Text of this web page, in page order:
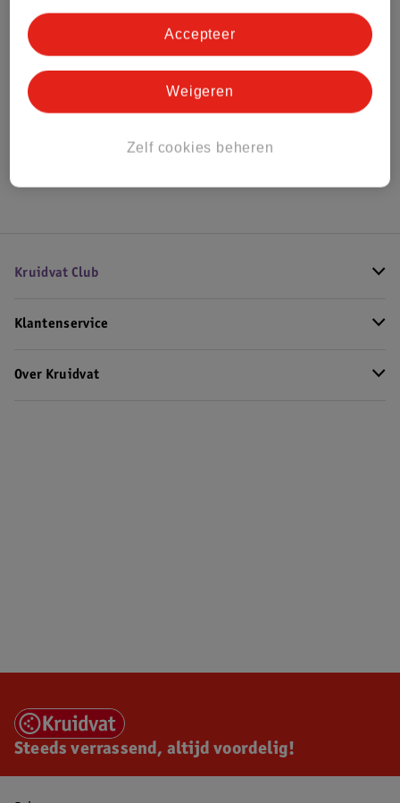
Bestel & Bezorginformatie
Bekijk ook
Kruidvat Club
Klantenservice
Over Kruidvat
Steeds verrassend, altijd voordelig!
Zelf cookies beheren
Weigeren
Accepteer